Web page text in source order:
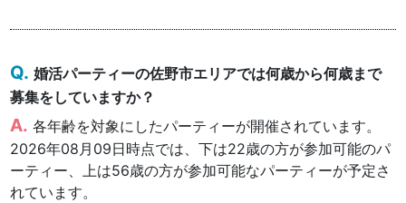
婚活パーティーの佐野市エリアでは何歳から何歳まで
募集をしていますか？
各年齢を対象にしたパーティーが開催されています。
2026年08月09日時点では、下は22歳の方が参加可能のパ
ーティー、上は56歳の方が参加可能なパーティーが予定さ
れています。